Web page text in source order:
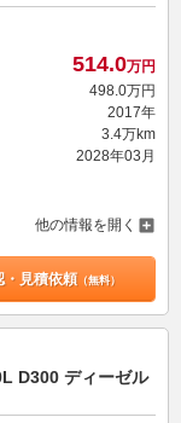
514.0万円
498. 0万円
2017年
3.4万km
2028年03月
他の情報を開く
・見積依頼（無料）
D300 ディーゼル